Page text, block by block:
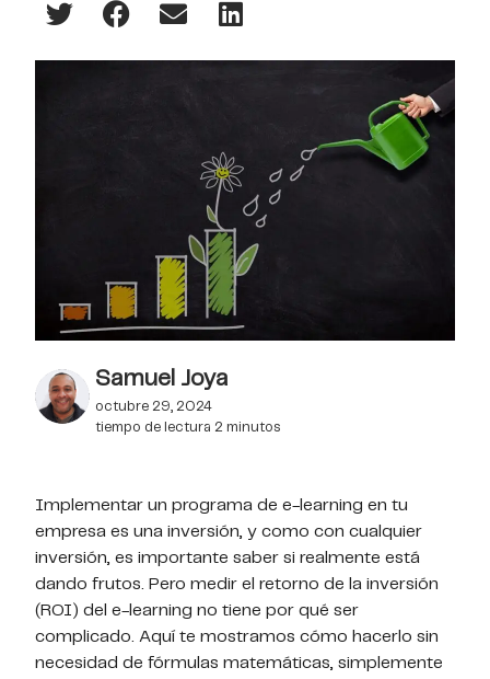
Samuel Joya
octubre 29, 2024
tiempo de lectura 2 minutos
Implementar un programa de e-learning en tu
empresa es una inversión, y como con cualquier
inversión, es importante saber si realmente está
dando frutos. Pero medir el retorno de la inversión
(ROI) del e-learning no tiene por qué ser
complicado. Aquí te mostramos cómo hacerlo sin
necesidad de fórmulas matemáticas, simplemente